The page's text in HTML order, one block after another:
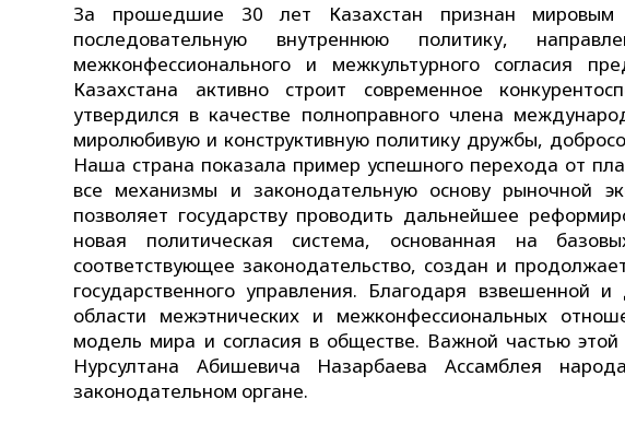
За прошедшие 30 лет Казахстан признан мировым
последовательную внутреннюю политику,
межконфессионального и межкультурного согласия
Казахстана активно строит современное
утвердился в качестве полноправного члена
миролюбивую и конструктивную политику дружбы,
Наша страна показала пример успешного перехода от
все механизмы и законодательную основу рыночной
позволяет государству проводить дальнейшее
новая политическая система, основанная на
соответствующее законодательство, создан и
государственного управления. Благодаря взвешенной
области межэтнических и межконфессиональных
модель мира и согласия в обществе. Важной частью
Нурсултана Абишевича Назарбаева Ассамблея
законодательном органе.